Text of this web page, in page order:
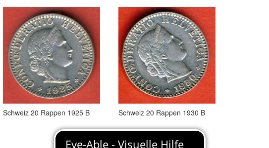
Schweiz 20 Rappen 1925 B Schweiz 20 Rappen 1930 B